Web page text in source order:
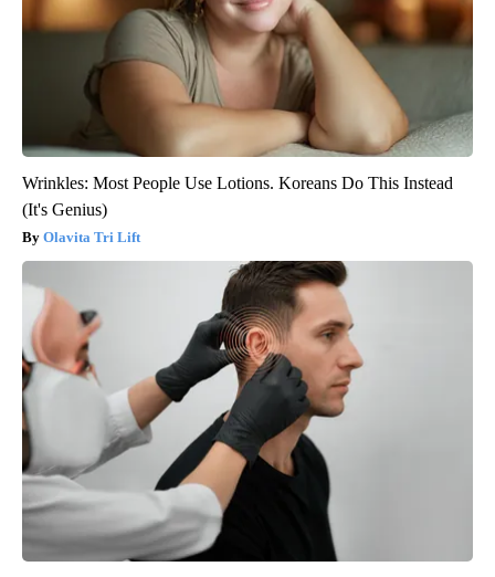
Wrinkles: Most People Use Lotions. Koreans Do This Instead
(It's Genius)
Olavita Tri Lift